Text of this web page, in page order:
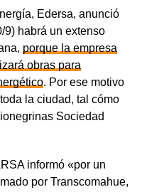
Edersa, anunció
9) habrá un extenso
porque la empresa
obras para
. Por ese motivo
la ciudad, tal cómo
Sociedad
informó «por un
por Transcomahue,